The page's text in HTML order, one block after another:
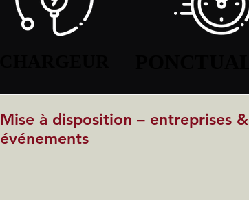
Mise à disposition – entreprises &
événements